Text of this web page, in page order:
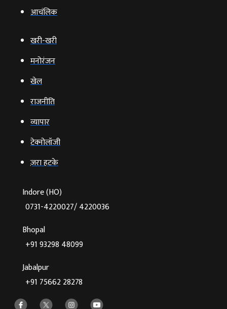
आचंलिक
खरी-खरी
मनोरंजन
खेल
राजनीति
व्‍यापार
टेक्‍नोलॉजी
ज़रा हटके
Indore (HO)
0731-4220027/ 4220036
Bhopal
+91 93298 48099
Jabalpur
+91 75662 28278